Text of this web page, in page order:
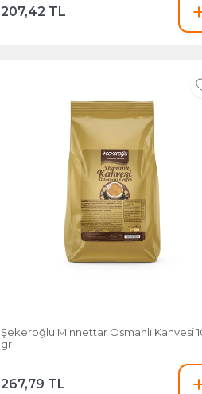
207,42 TL
Şekeroğlu Minnettar Osmanlı Kahvesi
gr
267,79 TL